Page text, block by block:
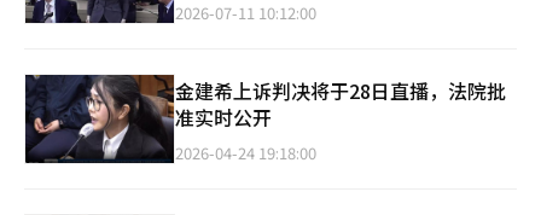
2026-07-11 10:12:00
金建希上诉判决将于28日直播，法院批
准实时公开
2026-04-24 19:18:00